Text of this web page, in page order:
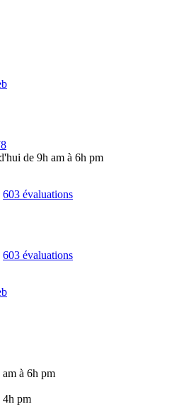
de 9h am à 6h pm
603 évaluations
603 évaluations
à 6h pm
4h pm